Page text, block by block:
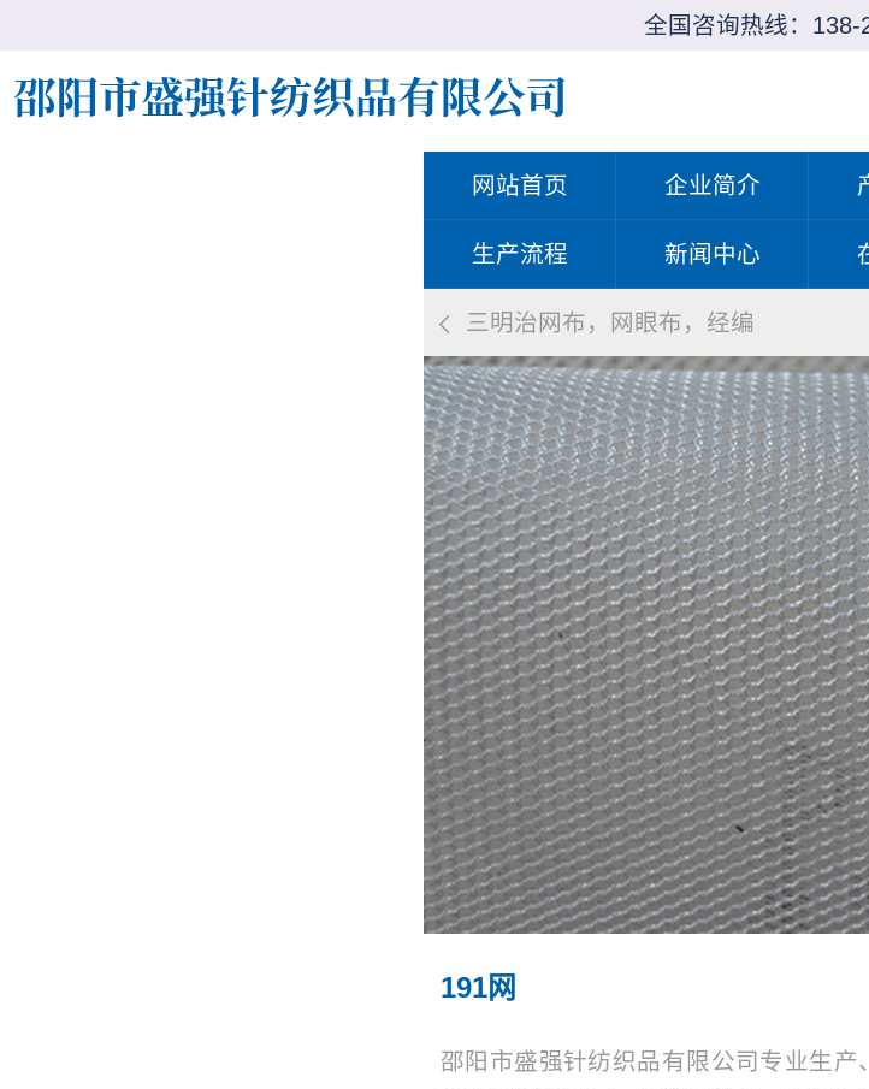
全国咨询热线： 138-
网站首页 企业简介
生产流程 新闻中心
三明治网布，网眼布，经编
191网
邵阳市盛强针纺织品有限公司专业生